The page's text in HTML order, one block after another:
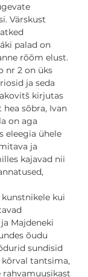
Värskust
palad on
rõõm elust.
nr 2 on üks
ja seda
kirjutas
hea sõbra, Ivan
on aga
eleegia ühele
ja
kajavad nii
kui
Majdeneki
õudu
sundisid
tantsima,
rahvamuusikast